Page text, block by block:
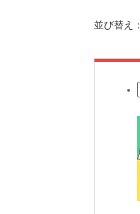
並び替え：